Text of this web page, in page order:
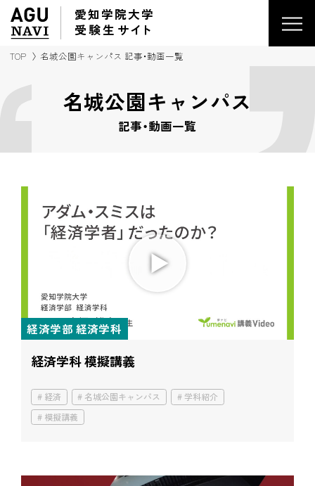
愛知学院大学
受験生 サイ ト
TOP 名城公園キャンパス 記事・動画一覧
名城公園キャンパス
記事・動画一覧
経済学部 経済学科
経済学科 模擬講義
経済 名城公園キャンパス
学科紹介
模擬講義